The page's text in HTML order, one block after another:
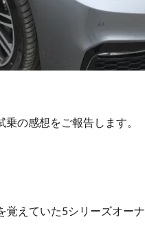
の感想をご報告します。
えていた5シリーズオー